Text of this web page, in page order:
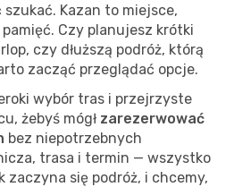
Kazan to miejsce,
Czy planujesz krótki
czy dłuższą podróż, którą
zacząć przeglądać opcje.
wybór tras i przejrzyste
żebyś mógł zarezerwować
bez niepotrzebnych
trasa i termin — wszystko
zaczyna się podróż, i chcemy,